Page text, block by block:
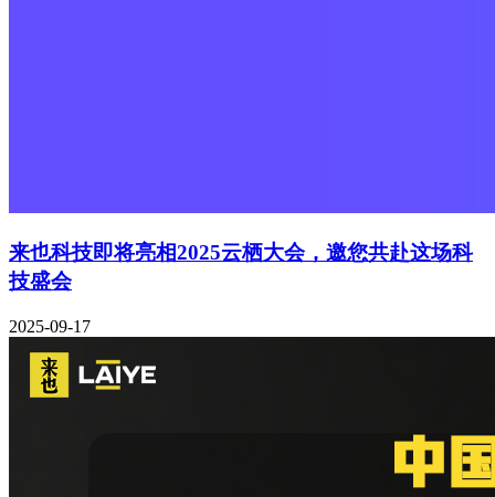
来也科技即将亮相2025云栖大会，邀您共赴这场科
技盛会
2025-09-17